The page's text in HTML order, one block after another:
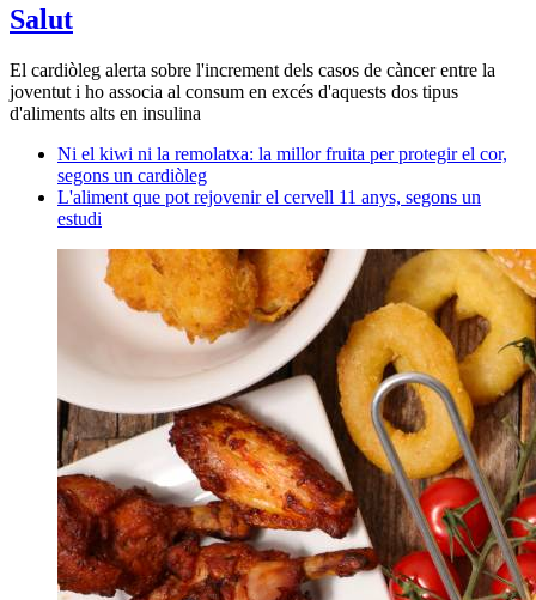
Salut
El cardiòleg alerta sobre l'increment dels casos de càncer entre la
joventut i ho associa al consum en excés d'aquests dos tipus
d'aliments alts en insulina
Ni el kiwi ni la remolatxa: la millor fruita per protegir el cor,
segons un cardiòleg
L'aliment que pot rejovenir el cervell 11 anys, segons un
estudi